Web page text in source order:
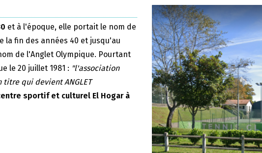
et à l'époque, elle portait le nom de
fin des années 40 et jusqu'au
de l'Anglet Olympique. Pourtant
le 20 juillet 1981 : "l'association
qui devient ANGLET
sportif et culturel El Hogar à